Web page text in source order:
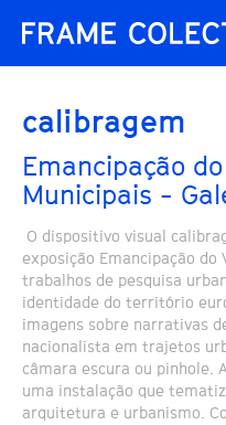
calibragem
Emancipação
Municipais -
O dispositivo visual
exposição Emancipação
trabalhos de pesquisa
identidade do território
imagens sobre narrativas
nacionalista em trajetos
câmara escura ou pinhole.
uma instalação que
arquitetura e urbanismo.